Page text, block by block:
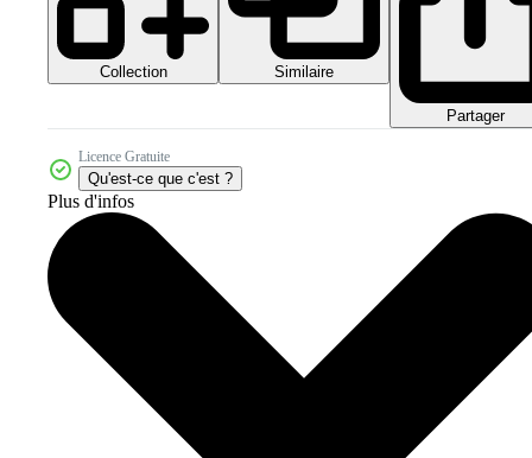
Collection Similaire
Partager
Licence Gratuite
Qu'est-ce que c'est ?
Plus d'infos